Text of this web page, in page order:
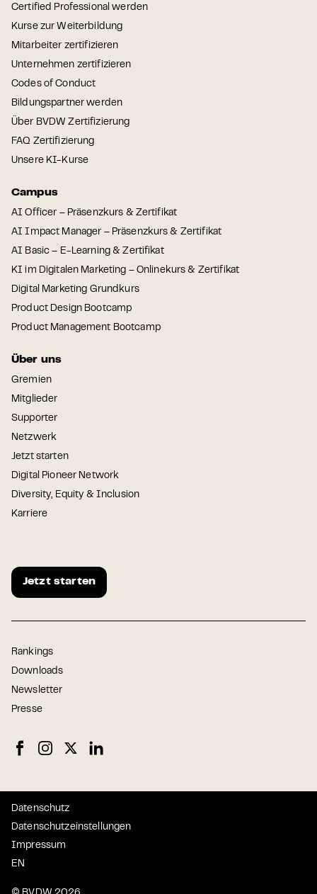
Certified Professional werden
Kurse zur Weiterbildung
Mitarbeiter zertifizieren
Unternehmen zertifizieren
Codes of Conduct
Bildungspartner werden
Über BVDW Zertifizierung
FAQ Zertifizierung
Unsere KI-Kurse
Campus
AI Officer – Präsenzkurs & Zertifikat
AI Impact Manager – Präsenzkurs & Zertifikat
AI Basic – E-Learning & Zertifikat
KI im Digitalen Marketing – Onlinekurs & Zertifikat
Digital Marketing Grundkurs
Product Design Bootcamp
Product Management Bootcamp
Über uns
Gremien
Mitglieder
Supporter
Netzwerk
Jetzt starten
Digital Pioneer Network
Diversity, Equity & Inclusion
Karriere
Jetzt starten
Rankings
Downloads
Newsletter
Presse
Datenschutz
Datenschutzeinstellungen
Impressum
EN